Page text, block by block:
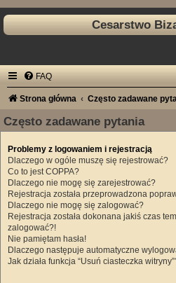
Cesarstwo
FAQ
Strona główna Często zadawane
Często zadawane pytania
Problemy z logowaniem i rejestracją
Dlaczego w ogóle muszę się rejestrować?
Co to jest COPPA?
Dlaczego nie mogę się zarejestrować?
Rejestracja została przeprowadzona
Dlaczego nie mogę się zalogować?
Rejestracja została dokonana jakiś czas
zalogować?!
Nie pamiętam hasła!
Dlaczego następuje automatyczne
Jak działa funkcja “Usuń ciasteczka